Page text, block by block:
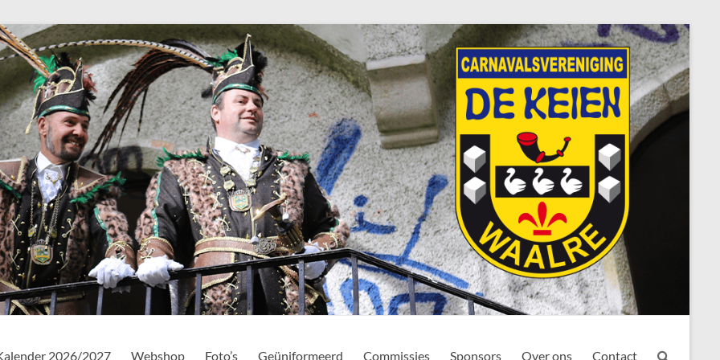
2026/2027 Webshop Foto’s Geüniformeerd Commissies Sponsors Over ons Contact